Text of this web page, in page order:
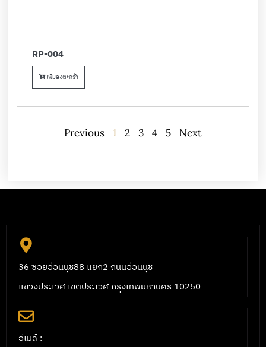
RP-004
เพิ่มลงตะกร้า
Previous 1 2 3 4 5 Next
36 ซอยอ่อนนุช88 แยก2 ถนนอ่อนนุช
แขวงประเวศ เขตประเวศ กรุงเทพมหานคร 10250
อีเมล์ :